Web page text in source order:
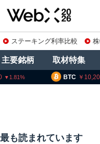
ステーキング利率比較
主要銘柄 取材特集
BTC 10,201,471 0.56
も読まれています